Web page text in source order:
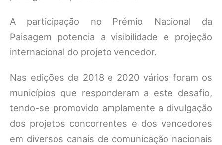
A participação no Prémio Nacional da
Paisagem potencia a visibilidade e projeção
internacional do projeto vencedor.
Nas edições de 2018 e 2020 vários foram os
municípios que responderam a este desafio,
tendo-se promovido amplamente a divulgação
dos projetos concorrentes e dos vencedores
em diversos canais de comunicação nacionais